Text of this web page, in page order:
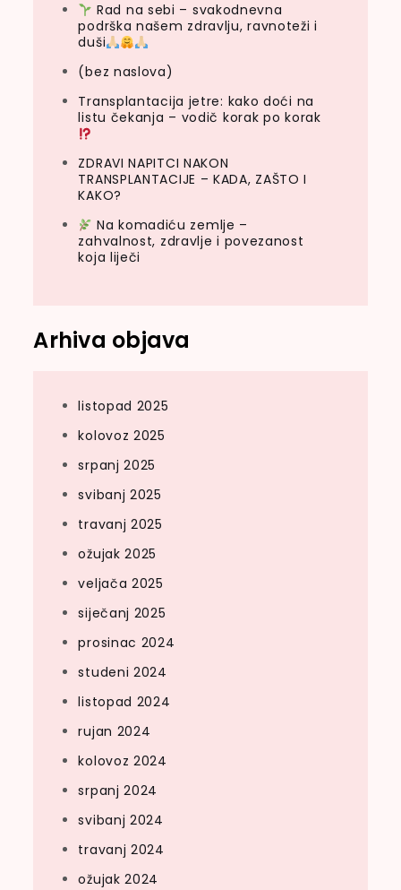
Rad na sebi – svakodnevna
podrška našem zdravlju, ravnoteži i
duši
(bez naslova)
Transplantacija jetre: kako doći na
listu čekanja – vodič korak po korak
ZDRAVI NAPITCI NAKON
TRANSPLANTACIJE – KADA, ZAŠTO I
KAKO?
Na komadiću zemlje –
zahvalnost, zdravlje i povezanost
koja liječi
Arhiva objava
listopad 2025
kolovoz 2025
srpanj 2025
svibanj 2025
travanj 2025
ožujak 2025
veljača 2025
siječanj 2025
prosinac 2024
studeni 2024
listopad 2024
rujan 2024
kolovoz 2024
srpanj 2024
svibanj 2024
travanj 2024
ožujak 2024